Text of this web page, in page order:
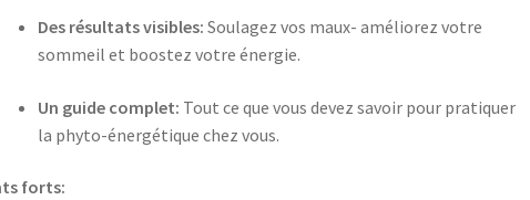
Des résultats visibles: Soulagez vos maux- améliorez votre
sommeil et boostez votre énergie.
Un guide complet: Tout ce que vous devez savoir pour pratiquer
la phyto-énergétique chez vous.
forts: